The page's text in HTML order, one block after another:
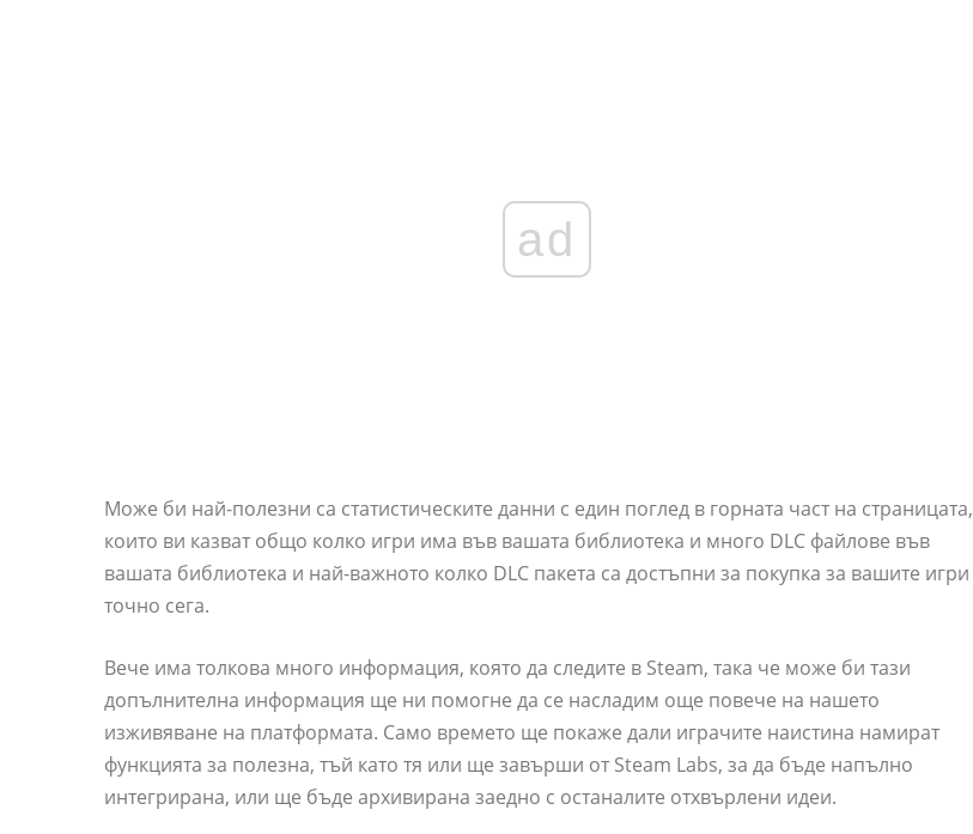
ad
Може би най-полезни са статистическите данни с един поглед в горната част на страницата,
които ви казват общо колко игри има във вашата библиотека и много DLC файлове във
вашата библиотека и най-важното колко DLC пакета са достъпни за покупка за вашите игри
точно сега.
Вече има толкова много информация, която да следите в Steam, така че може би тази
допълнителна информация ще ни помогне да се насладим още повече на нашето
изживяване на платформата. Само времето ще покаже дали играчите наистина намират
функцията за полезна, тъй като тя или ще завърши от Steam Labs, за да бъде напълно
интегрирана, или ще бъде архивирана заедно с останалите отхвърлени идеи.